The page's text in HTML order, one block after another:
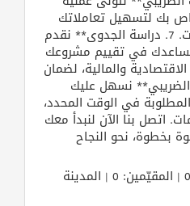
بك لتسهيل تعاملاتك
الضريبية وتجنب أي تأخيرات. 7. دراسة الجدوى** نقدم
في تقييم مشروعك
والمالية، لضمان
8. الإقرار الضريبي** نسهل عليك
المطلوبة في الوقت المحدد،
اتصل بنا الآن لنبدأ معك
بخطوة، نحو النجاح